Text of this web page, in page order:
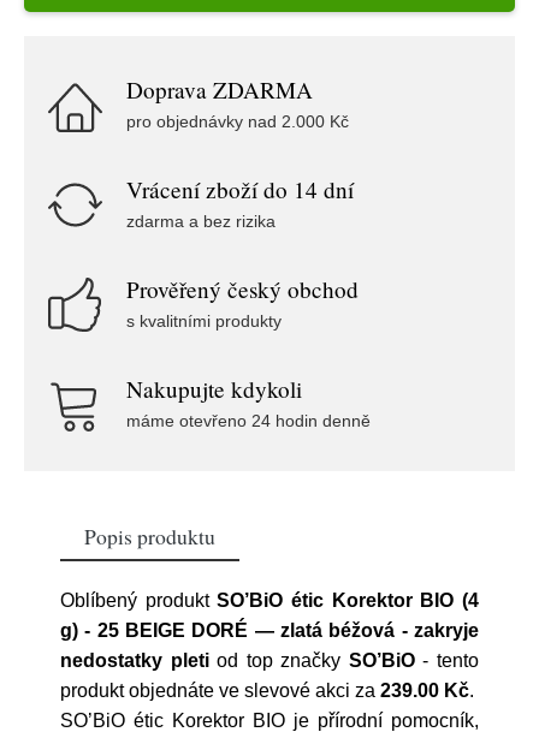
Doprava ZDARMA
pro objednávky nad 2.000 Kč
Vrácení zboží do 14 dní
zdarma a bez rizika
Prověřený český obchod
s kvalitními produkty
Nakupujte kdykoli
máme otevřeno 24 hodin denně
Popis produktu
Oblíbený produktSO’BiO étic Korektor BIO (4
g) - 25 BEIGE DORÉ — zlatá béžová - zakryje
nedostatky pletiod top značky SO’BiO- tento
produkt objednáte ve slevové akci za 239.00 Kč.
SO’BiO étic Korektor BIO je přírodní pomocník,